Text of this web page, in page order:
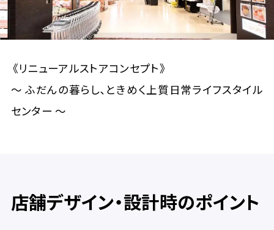
大昌工芸株式会社
《リニューアルストアコンセプト》
～ ふだんの暮らし､ときめく上質日常ライフスタイル
センター ～
店舗デザイン・設計時のポイント